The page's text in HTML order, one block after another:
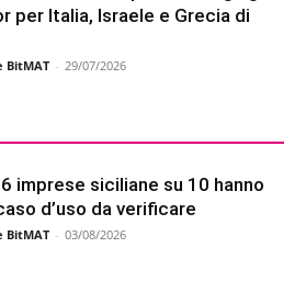
per Italia, Israele e Grecia di
BitMAT - 29/07/2026
imprese siciliane su 10 hanno
d’uso da verificare
BitMAT - 03/08/2026